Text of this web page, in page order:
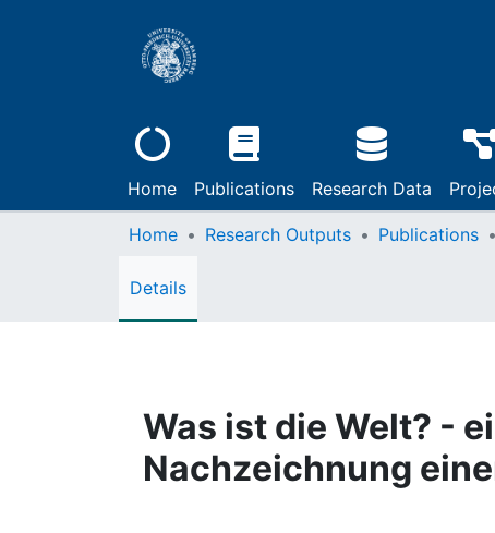
Home Publications Research Data
Home Research Outputs Publications
Details
Was ist die Welt? -
Nachzeichnung